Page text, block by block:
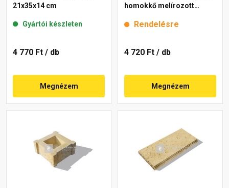
21x35x14 cm
Gyártói készleten
4 770 Ft / db
Megnézem
homokkő melírozott
Rendelésre
4 720 Ft / db
Megnézem